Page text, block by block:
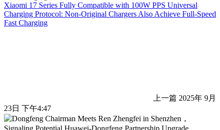
Xiaomi 17 Series Fully Compatible with 100W PPS Universal
Charging Protocol: Non-Original Chargers Also Achieve Full-Speed
Fast Charging
上一篇 2025年 9月
23日 下午4:47